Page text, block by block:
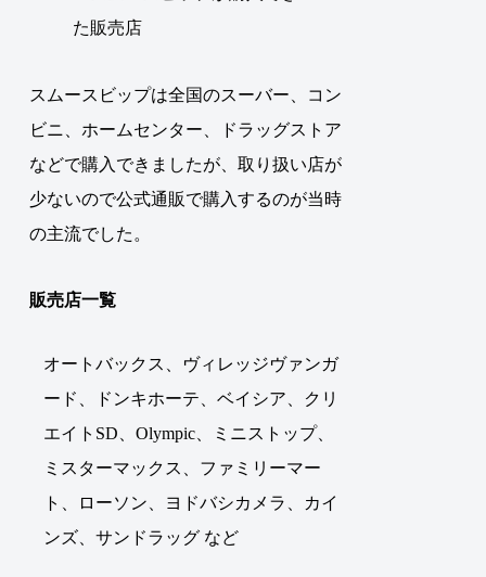
スムースビップは全国のスーバー、コン
ビニ、ホームセンター、ドラッグストア
などで購入できましたが、取り扱い店が
少ないので公式通販で購入するのが当時
の主流でした。
販売店一覧
オートバックス、ヴィレッジヴァンガ
ード、ドンキホーテ、ベイシア、クリ
エイトSD、Olympic、ミニストップ、
ミスターマックス、ファミリーマー
ト、ローソン、ヨドバシカメラ、カイ
ンズ、サンドラッグ など